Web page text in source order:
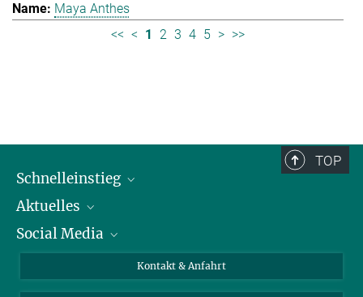
Maya Anthes
<< < 1 2 3 4 5 > >>
TOP
Schnelleinstieg
Personen
Pressebereich
Aktuelles
Stellenangebote
Social Media
X
Kontakt & Anfahrt